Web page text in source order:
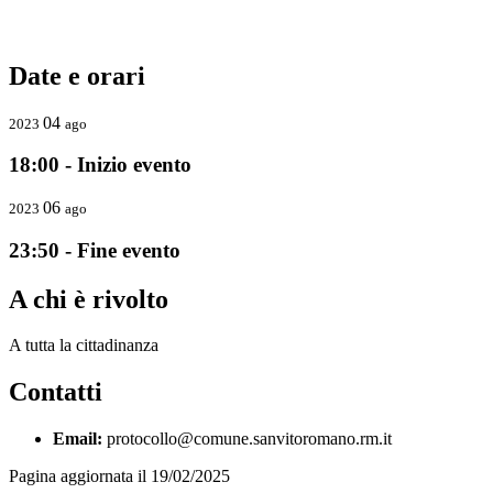
Date e orari
2023 04 ago
18:00 - Inizio evento
2023 06 ago
23:50 - Fine evento
A chi è rivolto
A tutta la cittadinanza
Contatti
Email: protocollo@comune.sanvitoromano.rm.it
Pagina aggiornata il 19/02/2025